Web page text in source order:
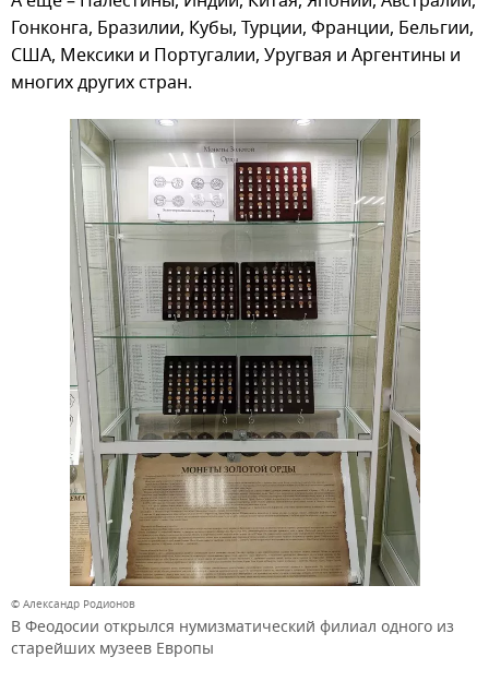
Гонконга, Бразилии, Кубы, Турции, Франции, Бельгии,
США, Мексики и Португалии, Уругвая и Аргентины и
многих других стран.
© Александр Родионов
В Феодосии открылся нумизматический филиал одного из
старейших музеев Европы